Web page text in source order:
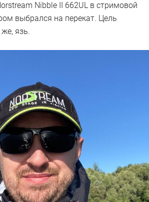
Nibble II 662UL в стримовой
выбрался на перекат. Цель
язь.